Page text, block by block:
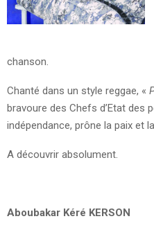
chanson.
Chanté dans un style reggae, «
bravoure des Chefs d’Etat des
indépendance, prône la paix et
A découvrir absolument.
Aboubakar Kéré KERSON